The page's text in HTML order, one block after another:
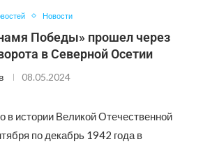
Новости
Победы» прошел через
в Северной Осетии
08.05.2024
в истории Великой Отечественной
по декабрь 1942 года в